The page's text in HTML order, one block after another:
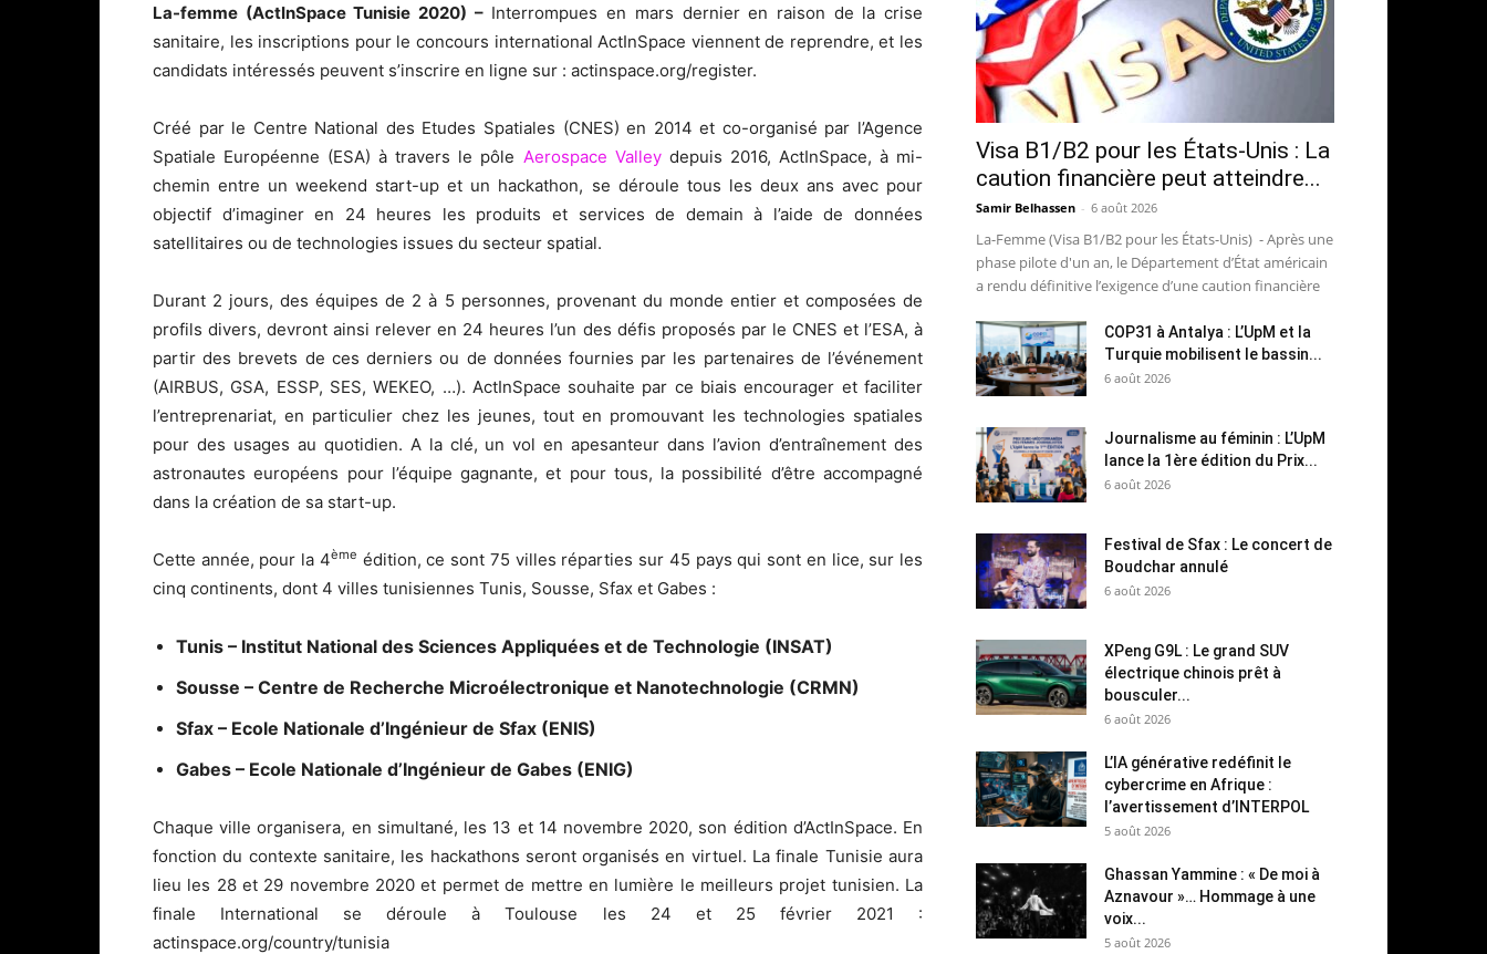
La-femme (ActInSpace Tunisie 2020) –Interrompues en mars dernier en raison de la crise
sanitaire, les inscriptions pour le concours international ActInSpace viennent de reprendre, et les
candidats intéressés peuvent s’inscrire en ligne sur : actinspace.org/register.
Créé par le Centre National des Etudes Spatiales (CNES) en 2014 et co-organisé par l’Agence
Spatiale Européenne (ESA) à travers le pôle Aerospace Valleydepuis 2016, ActInSpace, à mi-
chemin entre un weekend start-up et un hackathon, se déroule tous les deux ans avec pour
objectif d’imaginer en 24 heures les produits et services de demain à l’aide de données
satellitaires ou de technologies issues du secteur spatial.
Durant 2 jours, des équipes de 2 à 5 personnes, provenant du monde entier et composées de
profils divers, devront ainsi relever en 24 heures l’un des défis proposés par le CNES et l’ESA, à
partir des brevets de ces derniers ou de données fournies par les partenaires de l’événement
(AIRBUS, GSA, ESSP, SES, WEKEO, …). ActInSpace souhaite par ce biais encourager et faciliter
l’entreprenariat, en particulier chez les jeunes, tout en promouvant les technologies spatiales
pour des usages au quotidien. A la clé, un vol en apesanteur dans l’avion d’entraînement des
astronautes européens pour l’équipe gagnante, et pour tous, la possibilité d’être accompagné
dans la création de sa start-up.
Cette année, pour la 4ème édition, ce sont 75 villes réparties sur 45 pays qui sont en lice, sur les
cinq continents, dont 4 villes tunisiennes Tunis, Sousse, Sfax et Gabes :
Tunis – Institut National des Sciences Appliquées et de Technologie (INSAT)
Sousse – Centre de Recherche Microélectronique et Nanotechnologie (CRMN)
Sfax – Ecole Nationale d’Ingénieur de Sfax (ENIS)
Gabes – Ecole Nationale d’Ingénieur de Gabes (ENIG)
Chaque ville organisera, en simultané, les 13 et 14 novembre 2020, son édition d’ActInSpace. En
fonction du contexte sanitaire, les hackathons seront organisés en virtuel. La finale Tunisie aura
lieu les 28 et 29 novembre 2020 et permet de mettre en lumière le meilleurs projet tunisien. La
finale International se déroule à Toulouse les 24 et 25 février 2021 :
actinspace.org/country/tunisia
Visa B1/B2 pour les États-Unis : La
caution financière peut atteindre...
Samir Belhassen - 6 août 2026
La-Femme (Visa B1/B2 pour les États-Unis) - Après une
phase pilote d'un an, le Département d’État américain
a rendu définitive l’exigence d’une caution financière
COP31 à Antalya : L’UpM et la
Turquie mobilisent le bassin...
6 août 2026
Journalisme au féminin : L’UpM
lance la 1ère édition du Prix...
6 août 2026
Festival de Sfax : Le concert de
Boudchar annulé
6 août 2026
XPeng G9L : Le grand SUV
électrique chinois prêt à
bousculer...
6 août 2026
L’IA générative redéfinit le
cybercrime en Afrique :
l’avertissement d’INTERPOL
5 août 2026
Ghassan Yammine : « De moi à
Aznavour »… Hommage à une
voix...
5 août 2026